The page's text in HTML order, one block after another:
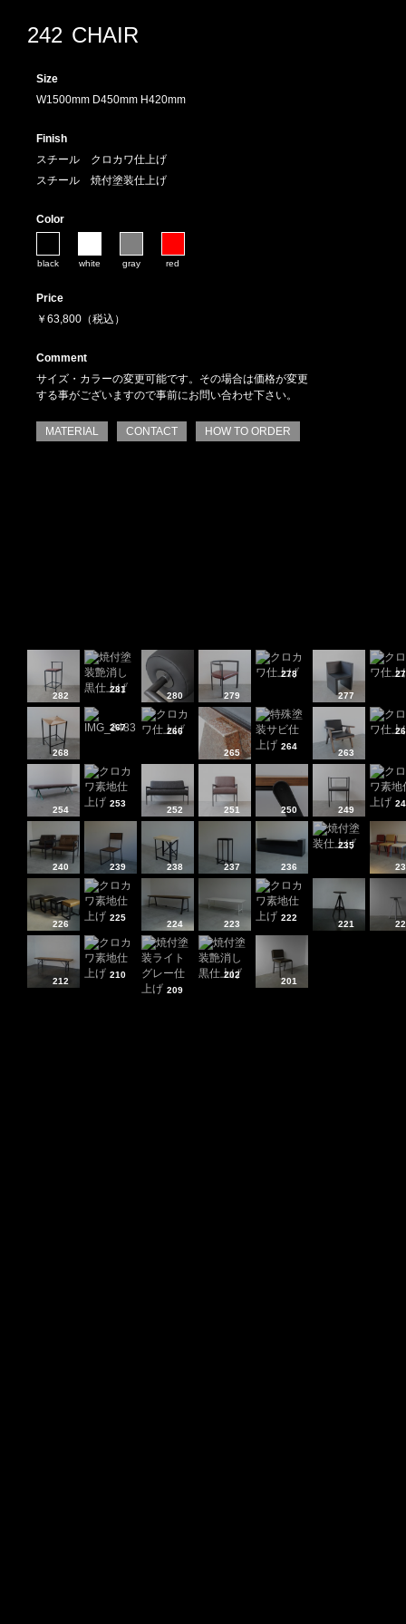
242 CHAIR
Size
W1500mm D450mm H420mm
Finish
スチール クロカワ仕上げ
スチール 焼付塗装仕上げ
Color
black white gray red
Price
￥63,800（税込）
Comment
サイズ・カラーの変更可能です。その場合は価格が変更
する事がございますので事前にお問い合わせ下さい。
MATERIAL CONTACT HOW TO ORDER
282
281
280 279
278
277
268
267 266
265
264
263
254
253
252 251 250 249
240 239 238 237 236
235
226
225
224 223
222
221
212
210
209
202
201